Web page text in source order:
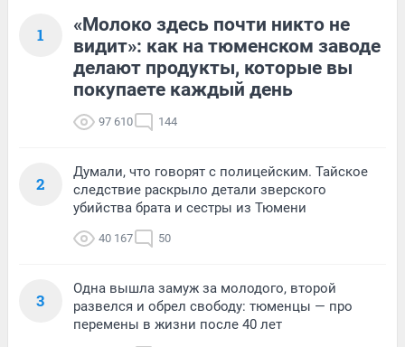
1
«Молоко здесь почти никто не
видит»: как на тюменском заводе
делают продукты, которые вы
покупаете каждый день
97 610 144
2
Думали, что говорят с полицейским. Тайское
следствие раскрыло детали зверского
убийства брата и сестры из Тюмени
40 167 50
3
Одна вышла замуж за молодого, второй
развелся и обрел свободу: тюменцы — про
перемены в жизни после 40 лет